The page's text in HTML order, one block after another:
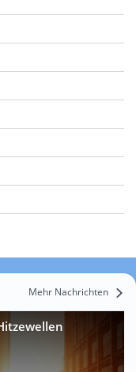
Mehr Nachrichten